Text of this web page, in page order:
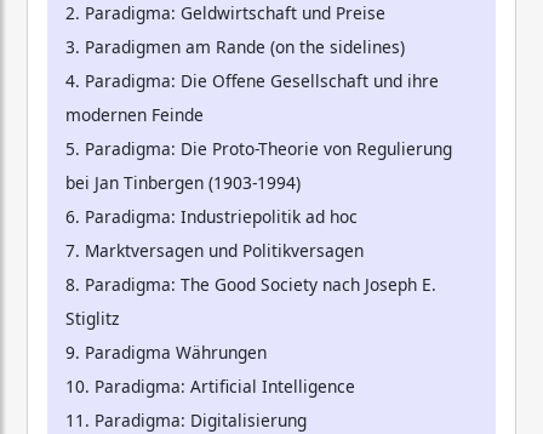
2. Paradigma: Geldwirtschaft und Preise
3. Paradigmen am Rande (on the sidelines)
4. Paradigma: Die Offene Gesellschaft und ihre
modernen Feinde
5. Paradigma: Die Proto-Theorie von Regulierung
bei Jan Tinbergen (1903-1994)
6. Paradigma: Industriepolitik ad hoc
7. Marktversagen und Politikversagen
8. Paradigma: The Good Society nach Joseph E.
Stiglitz
9. Paradigma Währungen
10. Paradigma: Artificial Intelligence
11. Paradigma: Digitalisierung